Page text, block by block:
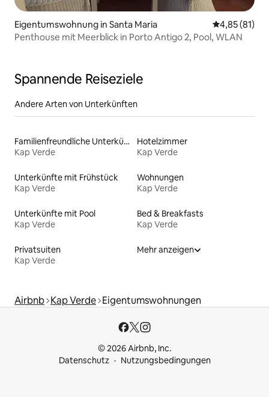
Eigentumswohnung in Santa Maria
4,85 (81)
Penthouse mit Meerblick in Porto Antigo 2, Pool, WLAN
Spannende Reiseziele
Andere Arten von Unterkünften
Familienfreundliche Unterkünfte
Kap Verde
Hotelzimmer
Kap Verde
Unterkünfte mit Frühstück
Kap Verde
Wohnungen
Kap Verde
Unterkünfte mit Pool
Kap Verde
Bed & Breakfasts
Kap Verde
Privatsuiten
Kap Verde
Mehr anzeigen
Airbnb Kap Verde Eigentumswohnungen
© 2026 Airbnb, Inc.
Datenschutz
Nutzungsbedingungen